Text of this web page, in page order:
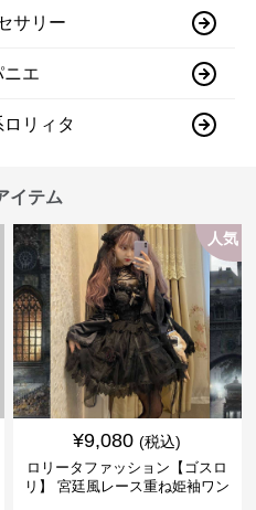
サリー
ニエ
ロリィタ
イテム
人気
¥9,080 (税込)
ロリータファッション【ゴスロ
リ】 宮廷風レース重ね姫袖ワン